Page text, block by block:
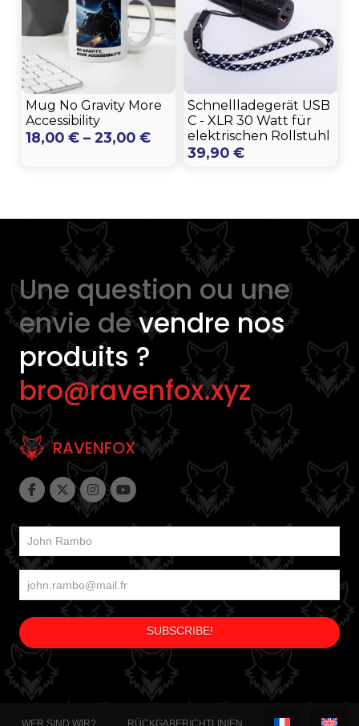
Mug No Gravity More
Accessibility
18,00 € – 23,00 €Preisspanne:
18,00 €
Schnellladegerät USB
C - XLR 30 Watt für
elektrischen Rollstuhl
39,90 €
Une question ou une
envie devendre nos
produits ?
bro@ravenfox.xyz
RAVENFOX